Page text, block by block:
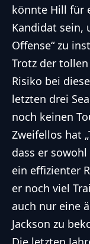
könnte Hill für
Kandidat sein,
Offense“ zu
Trotz der
Risiko bei
letzten drei
noch keinen
Zweifellos hat
dass er
ein effizienter
er noch viel
auch nur eine
Jackson zu